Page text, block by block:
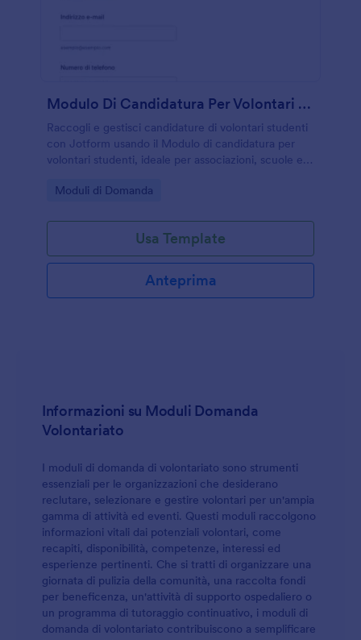
Modulo Di Candidatura Per Volontari Studenti
Raccogli e gestisci candidature di volontari studenti
con Jotform usando il Modulo di candidatura per
volontari studenti, ideale per associazioni, scuole ed
invii del modulo online.
Go to Category:
Moduli di Domanda
Usa Template
Anteprima
Informazioni su Moduli Domanda
Volontariato
I moduli di domanda di volontariato sono strumenti
essenziali per le organizzazioni che desiderano
reclutare, selezionare e gestire volontari per un'ampia
gamma di attività ed eventi. Questi moduli raccolgono
informazioni vitali dai potenziali volontari, come
recapiti, disponibilità, competenze, interessi ed
esperienze pertinenti. Che si tratti di organizzare una
giornata di pulizia della comunità, una raccolta fondi
per beneficenza, un'attività di supporto ospedaliero o
un programma di tutoraggio continuativo, i moduli di
domanda di volontariato contribuiscono a semplificare